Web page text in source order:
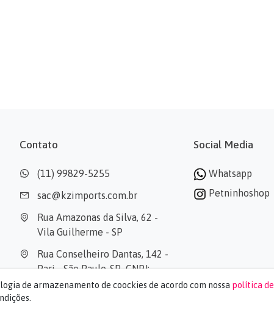
de armazenamento de coockies de acordo com nossa política de
Contato
(11) 99829-5255
sac@kzimports.com.br
Rua Amazonas da Silva, 62 -
Vila Guilherme - SP
Rua Conselheiro Dantas, 142 -
Pari - São Paulo-SP  CNPJ:
39.503.515/0001-40
Social Media
Whatsapp
Petninhoshop